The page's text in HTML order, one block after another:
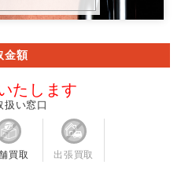
金額
たします
扱い窓口
買取 出張買取